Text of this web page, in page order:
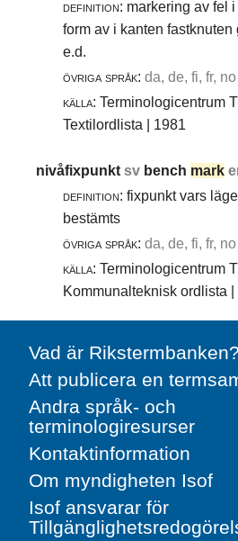
definition: markering av fel
form av i kanten fastknuten
e.d.
övriga språk: da, de, fi, fr, no
källa: Terminologicentrum
Textilordlista | 1981
nivåfixpunktsv bench mark
definition: fixpunkt vars
bestämts
övriga språk: da, de, fi, fr, no
källa: Terminologicentrum
Kommunalteknisk ordlista |
Vad är Rikstermbanken?
Att publicera en
Andra språk- och
terminologiresurser
Kontaktinformation
Om myndigheten Isof
Isof ansvarar för